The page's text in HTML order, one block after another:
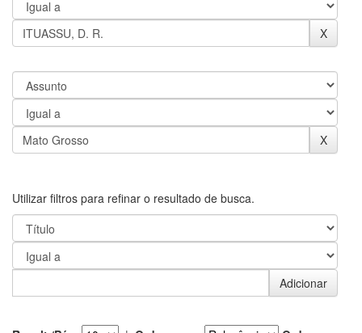
Utilizar filtros para refinar o resultado de busca.